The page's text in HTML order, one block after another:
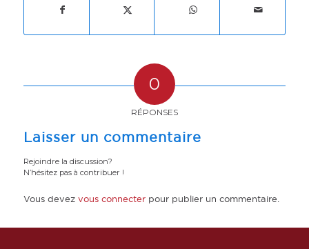
0
RÉPONSES
Laisser un commentaire
Rejoindre la discussion?
N’hésitez pas à contribuer !
Vous devez vous connecterpour publier un commentaire.